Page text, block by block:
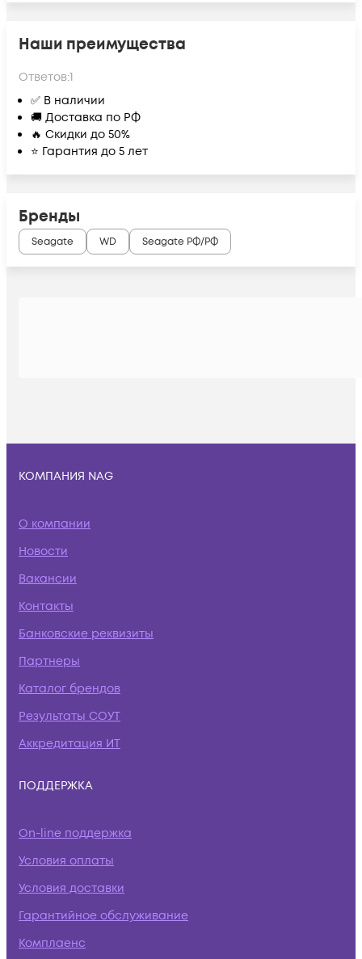
Наши преимущества
Ответов:1
✅ В наличии
🚚 Доставка по РФ
🔥 Скидки до 50%
⭐ Гарантия до 5 лет
Бренды
Seagate WD Seagate РФ/РФ
КОМПАНИЯ NAG
О компании
Новости
Вакансии
Контакты
Банковские реквизиты
Партнеры
Каталог брендов
Результаты СОУТ
Аккредитация ИТ
ПОДДЕРЖКА
On-line поддержка
Условия оплаты
Условия доставки
Гарантийное обслуживание
Комплаенс